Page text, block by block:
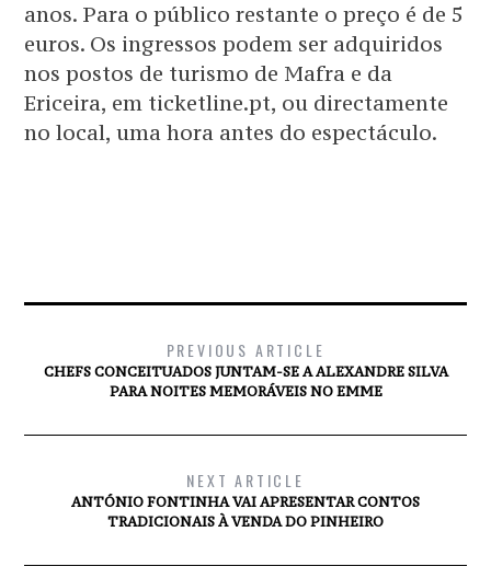
anos. Para o público restante o preço é de 5
euros. Os ingressos podem ser adquiridos
nos postos de turismo de Mafra e da
Ericeira, em ticketline.pt, ou directamente
no local, uma hora antes do espectáculo.
PREVIOUS ARTICLE
CHEFS CONCEITUADOS JUNTAM-SE A ALEXANDRE SILVA
PARA NOITES MEMORÁVEIS NO EMME
NEXT ARTICLE
ANTÓNIO FONTINHA VAI APRESENTAR CONTOS
TRADICIONAIS À VENDA DO PINHEIRO